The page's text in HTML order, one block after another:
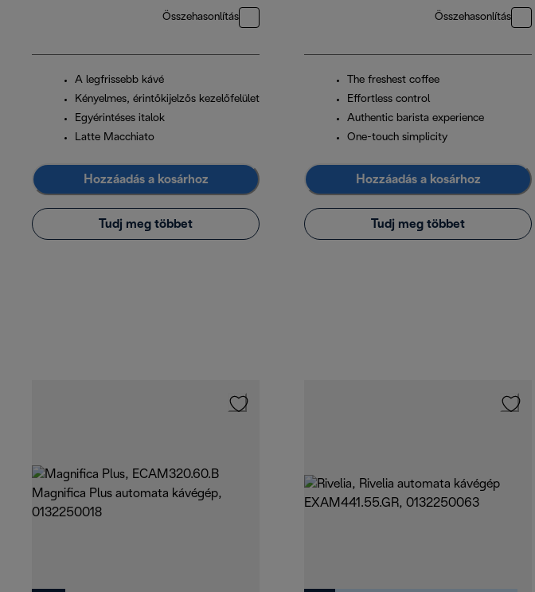
Összehasonlítás
A legfrissebb kávé
Kényelmes, érintőkijelzős kezelőfelület
Egyérintéses italok
Latte Macchiato
Hozzáadás a kosárhoz
Tudj meg többet
Összehasonlítás
The freshest coffee
Effortless control
Authentic barista experience
One-touch simplicity
Hozzáadás a kosárhoz
Tudj meg többet